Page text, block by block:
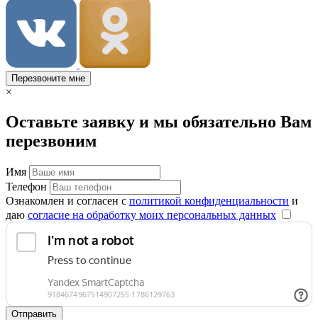
Перезвоните мне
×
Оставьте заявку и мы обязательно Вам
перезвоним
Имя
Телефон
Ознакомлен и согласен с политикой конфиденциальности и
даю согласие на обработку моих персональных данных
Отправить